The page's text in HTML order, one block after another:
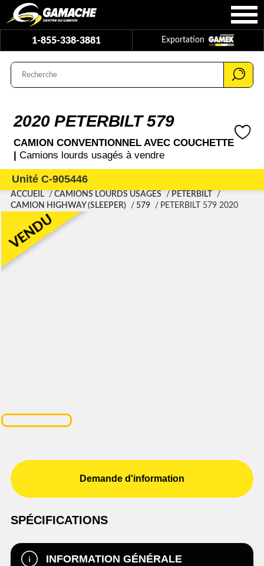
1-855-338-3881 Exportation
2020 PETERBILT 579
CAMION CONVENTIONNEL AVEC COUCHETTE
| Camions lourds usagés à vendre
Unité C-905446
ACCUEIL CAMIONS LOURDS USAGÉS
PETERBILT
CAMION HIGHWAY (SLEEPER)
579 PETERBILT 579 2020
VENDU
Demande d'information
SPÉCIFICATIONS
INFORMATION GÉNÉRALE